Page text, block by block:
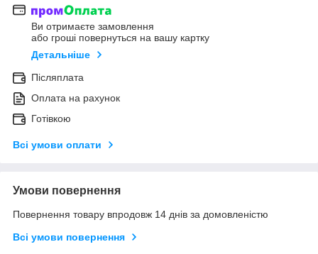
Ви отримаєте замовлення
або гроші повернуться на вашу картку
Детальніше
Післяплата
Оплата на рахунок
Готівкою
Всі умови оплати
Умови повернення
Повернення товару впродовж 14 днів за домовленістю
Всі умови повернення